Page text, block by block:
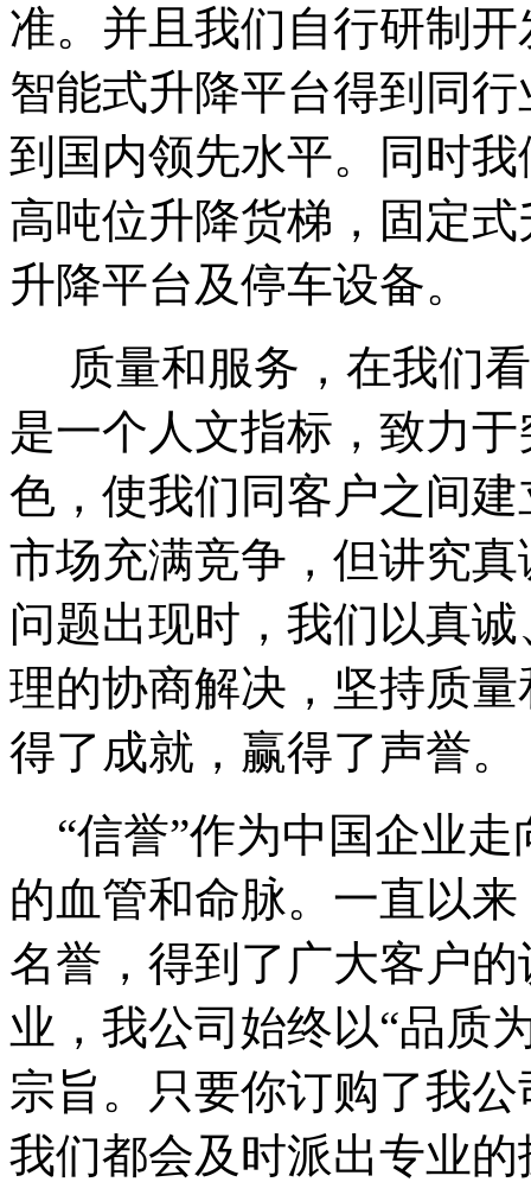
准。并且我们自行研制
智能式升降平台得到同
到国内领先水平。同时
高吨位升降货梯，固定
升降平台及停车设备。
质量和服务，在我们
是一个人文指标，致力
色，使我们同客户之间
市场充满竞争，但讲究
问题出现时，我们以真
理的协商解决，坚持质
得了成就，赢得了声誉。
“信誉”作为中国企业走
的血管和命脉。一直以
名誉，得到了广大客户
业，我公司始终以“品质
宗旨。只要你订购了我
我们都会及时派出专业